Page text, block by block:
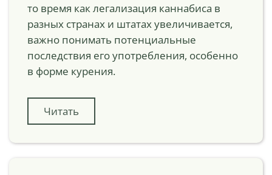
то время как легализация каннабиса в
разных странах и штатах увеличивается,
важно понимать потенциальные
последствия его употребления, особенно
в форме курения.
Читать